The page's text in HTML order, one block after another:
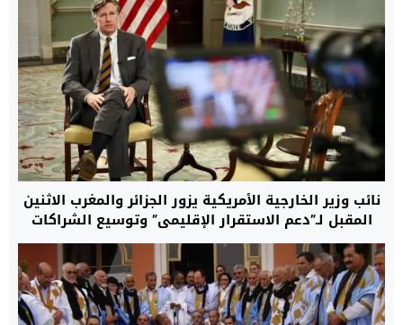
نائب وزير الخارجية الأمريكية يزور الجزائر والمغرب الاثنين
المقبل لـ”دعم الاستقرار الإقليمي” وتوسيع الشراكات
الاستراتيجية